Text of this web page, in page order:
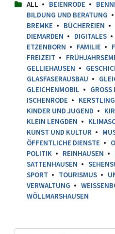
ALL BEIENRODE
BILDUNG UND BERATUNG
BREMKE
BÜCHEREIEN
DIEMARDEN
DIGITALES
ETZENBORN
FAMILIE
FREIZEIT
GELLIEHAUSEN
GLASFASERAUSBAU
GLEICHENMOBIL
GROSS
ISCHENRODE
KINDER UND JUGEND
KLEIN LENGDEN
KUNST UND KULTUR
ÖFFENTLICHE DIENSTE
POLITIK
REINHAUSEN
SATTENHAUSEN
SPORT
TOURISMUS
VERWALTUNG
WÖLLMARSHAUSEN